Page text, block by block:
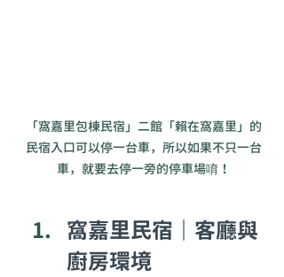
「窩嘉里包棟民宿」二館「賴在窩嘉里」的
民宿入口可以停一台車，所以如果不只一台
車，就要去停一旁的停車場唷！
窩嘉里民宿｜客廳與
廚房環境